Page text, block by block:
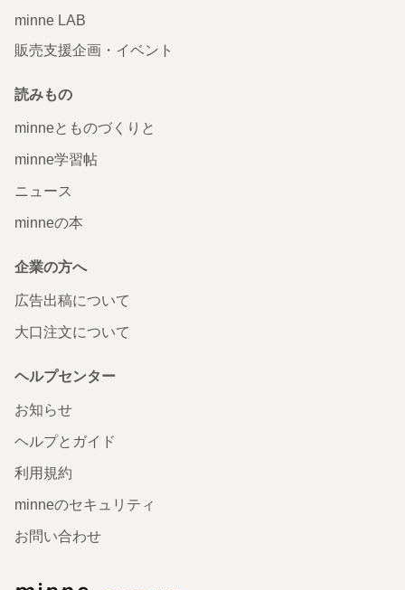
minne LAB
販売支援企画・イベント
読みもの
minneとものづくりと
minne学習帖
ニュース
minneの本
企業の方へ
広告出稿について
大口注文について
ヘルプセンター
お知らせ
ヘルプとガイド
利用規約
minneのセキュリティ
お問い合わせ